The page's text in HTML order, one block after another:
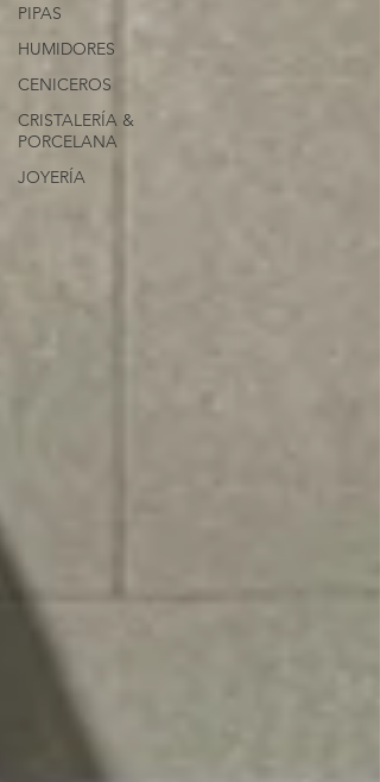
PIPAS
HUMIDORES
CENICEROS
CRISTALERÍA &
PORCELANA
JOYERÍA